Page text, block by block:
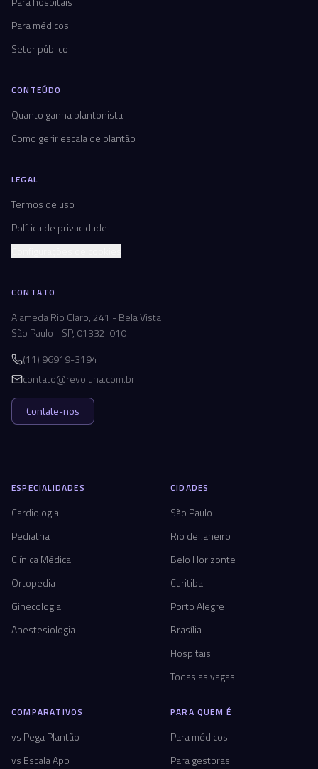
Para médicos
Setor público
CONTEÚDO
Quanto ganha plantonista
Como gerir escala de plantão
LEGAL
Termos de uso
Política de privacidade
CONTATO
Alameda Rio Claro, 241 - Bela Vista
São Paulo - SP, 01332-010
(11) 96919-3194
contato@revoluna.com.br
Contate-nos
ESPECIALIDADES
Cardiologia
Pediatria
Clínica Médica
Ortopedia
Ginecologia
Anestesiologia
CIDADES
São Paulo
Rio de Janeiro
Belo Horizonte
Curitiba
Porto Alegre
Brasília
Hospitais
Todas as vagas
COMPARATIVOS
vs Pega Plantão
vs Escala App
PARA QUEM É
Para médicos
Para gestoras